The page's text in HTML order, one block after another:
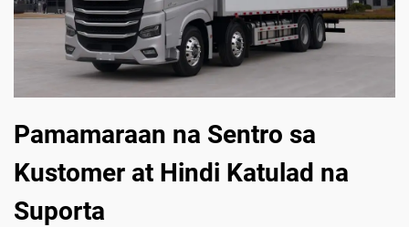
Pamamaraan na Sentro sa
Kustomer at Hindi Katulad na
Suporta